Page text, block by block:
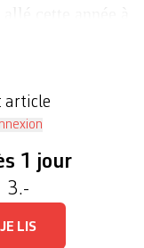
[…]
article
1 jour
3.-
JE LIS